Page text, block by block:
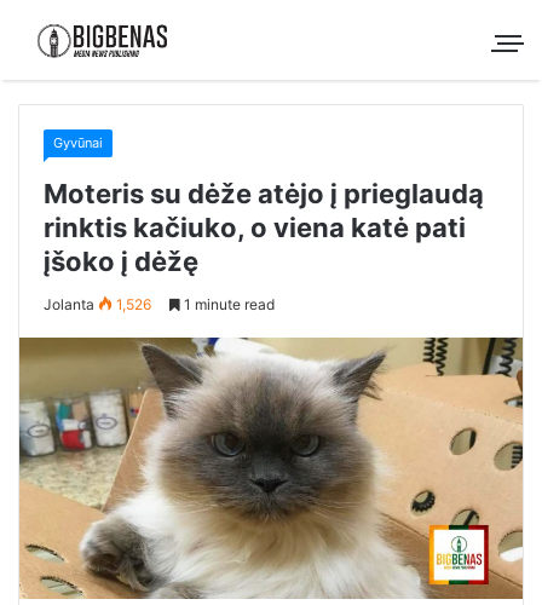
Gyvūnai
Moteris su dėže atėjo į prieglaudą
rinktis kačiuko, o viena katė pati
įšoko į dėžę
Jolanta 1,526 1 minute read